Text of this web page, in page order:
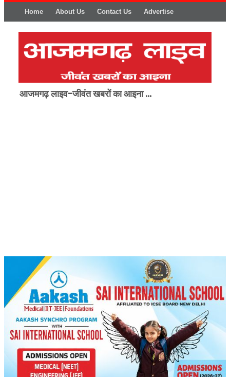
Home About Us Contact Us Advertise
आजमगढ़ लाइव-जीवंत खबरों का आइना ...